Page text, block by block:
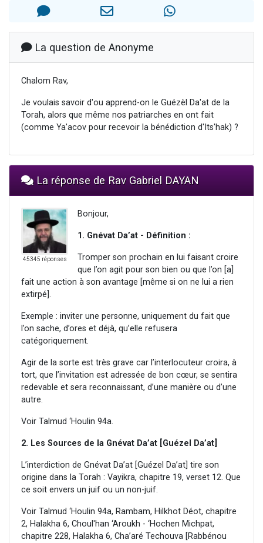
8 personnes viennent de faire un don pour Tsédaka : pauvres d'Israel
Nouvelle émission radio : Visions de grandeur n°104 : Le Chabbath et le Birkat Hamazone à travers le temps
La question de Anonyme
Chalom Rav,
Je voulais savoir d'ou apprend-on le Guézèl Da'at de la
Torah, alors que même nos patriarches en ont fait
(comme Ya'acov pour recevoir la bénédiction d'Its'hak) ?
La réponse de Rav Gabriel DAYAN
45345 réponses
Bonjour,
1. Gnévat Da’at - Définition :
Tromper son prochain en lui faisant croire
que l’on agit pour son bien ou que l’on [a]
fait une action à son avantage [même si on ne lui a rien
extirpé].
Exemple : inviter une personne, uniquement du fait que
l’on sache, d’ores et déjà, qu’elle refusera
catégoriquement.
Agir de la sorte est très grave car l’interlocuteur croira, à
tort, que l’invitation est adressée de bon cœur, se sentira
redevable et sera reconnaissant, d’une manière ou d’une
autre.
Voir Talmud ‘Houlin 94a.
2. Les Sources de la Gnévat Da’at [Guézel Da’at]
L’interdiction de Gnévat Da’at [Guézel Da’at] tire son
origine dans la Torah : Vayikra, chapitre 19, verset 12. Que
ce soit envers un juif ou un non-juif.
Voir Talmud ‘Houlin 94a, Rambam, Hilkhot Déot, chapitre
2, Halakha 6, Choul'han ‘Aroukh - ‘Hochen Michpat,
chapitre 228, Halakha 6, Cha’aré Techouva [Rabbénou